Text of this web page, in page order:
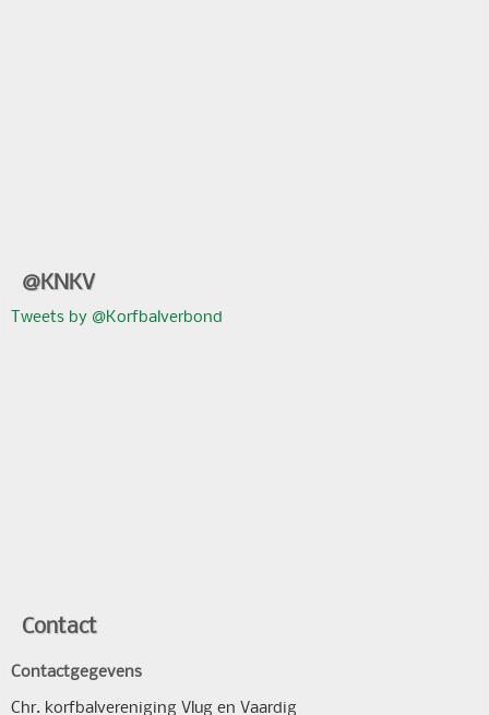
@KNKV
Tweets by @Korfbalverbond
Contact
Contactgegevens
Chr. korfbalvereniging Vlug en Vaardig